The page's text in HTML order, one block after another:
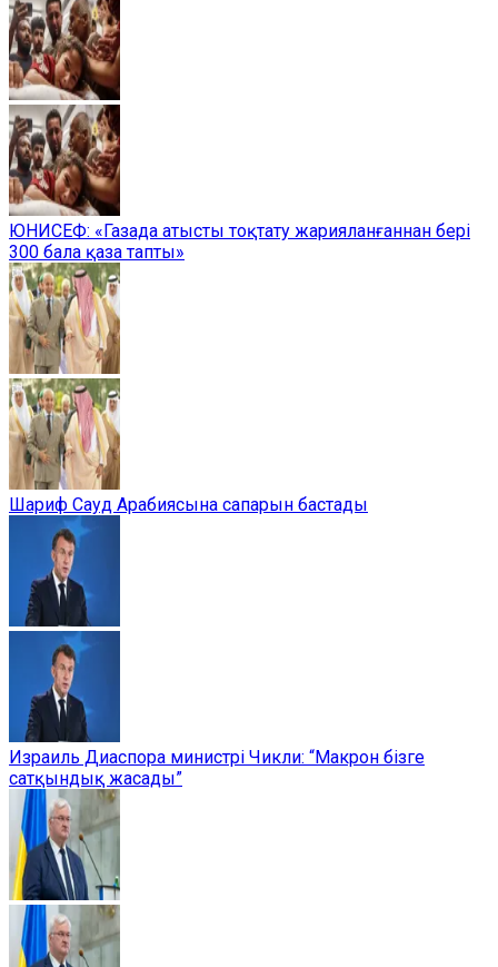
ЮНИСЕФ: «Газада атысты тоқтату жарияланғаннан бері
300 бала қаза тапты»
Шариф Сауд Арабиясына сапарын бастады
Израиль Диаспора министрі Чикли: “Макрон бізге
сатқындық жасады”